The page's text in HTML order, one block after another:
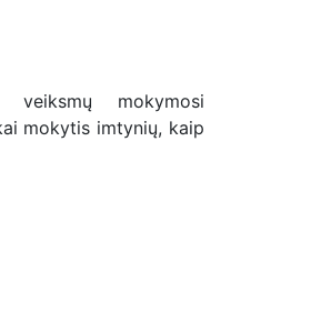
mokymosi
mokytis imtynių, kaip